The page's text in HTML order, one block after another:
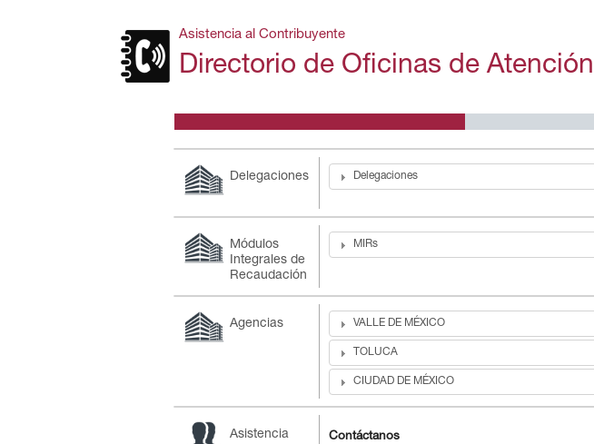
Asistencia al Contribuyente
Directorio de Oficinas de Atención
Delegaciones Delegaciones
Módulos
Integrales de
Recaudación
MIRs
Agencias VALLE DE MÉXICO
TOLUCA
CIUDAD DE MÉXICO
Asistencia Contáctanos